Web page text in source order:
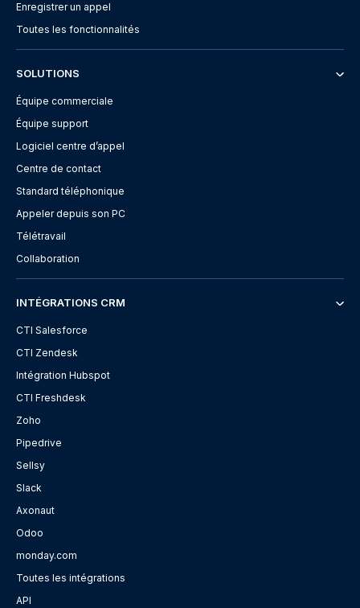
Enregistrer un appel
Toutes les fonctionnalités
SOLUTIONS
Équipe commerciale
Équipe support
Logiciel centre d’appel
Centre de contact
Standard téléphonique
Appeler depuis son PC
Télétravail
Collaboration
INTÉGRATIONS CRM
CTI Salesforce
CTI Zendesk
Intégration Hubspot
CTI Freshdesk
Zoho
Pipedrive
Sellsy
Slack
Axonaut
Odoo
monday.com
Toutes les intégrations
API